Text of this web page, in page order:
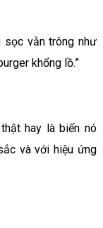
sọc vằn trông như
khổng lồ.”
hay là biến nó
và với hiệu ứng